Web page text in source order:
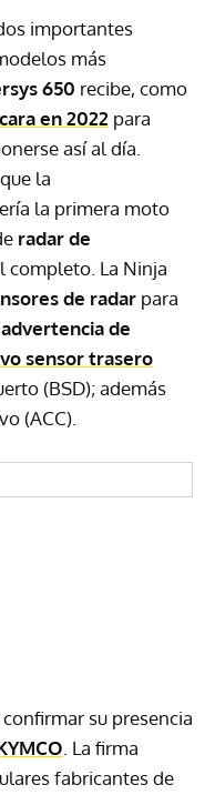
importantes
más
650 recibe, como
en 2022 para
así al día.
la
la primera moto
radar de
completo. La Ninja
de radar para
advertencia de
sensor trasero
(BSD); además
(ACC).
su presencia
. La firma
fabricantes de